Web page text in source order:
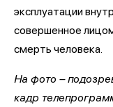
эксплуатации
совершенное
смерть человека.
На фото –
кадр